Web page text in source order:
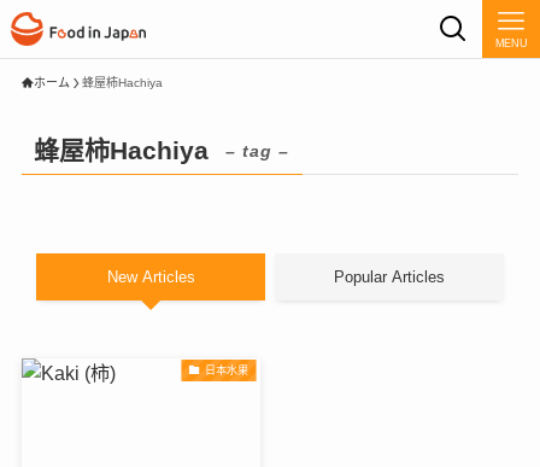
MENU
ホーム 蜂屋柿Hachiya
蜂屋柿Hachiya – tag –
New Articles Popular Articles
日本水果